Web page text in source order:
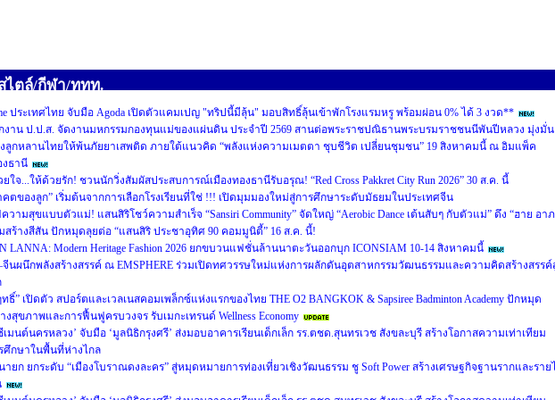
ไตล์/กีฬา/ททท.
ประเทศไทย จับมือ Agoda เปิดตัวแคมเปญ "ทริปนี้มีลุ้น" มอบสิทธิ์ลุ้นเข้าพักโรงแรมหรู พร้อมผ่อน 0% ได้ 3 งวด**
งาน ป.ป.ส. จัดงานมหกรรมกองทุนแม่ของแผ่นดิน ประจำปี 2569 สานต่อพระราชปณิธานพระบรมราชชนนีพันปีหลวง มุ่งมั่น
ลูกหลานไทยให้พ้นภัยยาเสพติด ภายใต้แนวคิด “พลังแห่งความเมตตา ชุบชีวิต เปลี่ยนชุมชน” 19 สิงหาคมนี้ ณ อิมแพ็ค
งธานี
ยใจ...ให้ด้วยรัก! ชวนนักวิ่งสัมผัสประสบการณ์เมืองทองธานีรับอรุณ! “Red Cross Pakkret City Run 2026” 30 ส.ค. นี้
คตของลูก” เริ่มต้นจากการเลือกโรงเรียนที่ใช่ !!! เปิดมุมมองใหม่สู่การศึกษาระดับมัธยมในประเทศจีน
ความสุขแบบตัวแม่! แสนสิริโชว์ความสำเร็จ “Sansiri Community” จัดใหญ่ “Aerobic Dance เต้นสับๆ กับตัวแม่” ดึง “ฮาย อา
สร้างสีสัน ปักหมุดลุยต่อ “แสนสิริ ประชาอุทิศ 90 คอมมูนิตี้” 16 ส.ค. นี้!
LANNA: Modern Heritage Fashion 2026 ยกขบวนแฟชั่นล้านนาตะวันออกบุก ICONSIAM 10-14 สิงหาคมนี้
จีนผนึกพลังสร้างสรรค์ ณ EMSPHERE ร่วมเปิดทศวรรษใหม่แห่งการผลักดันอุตสาหกรรมวัฒนธรรมและความคิดสร้างสรรค์
ธิ์” เปิดตัว สปอร์ตและเวลเนสคอมเพล็กซ์แห่งแรกของไทย THE O2 BANGKOK & Sapsiree Badminton Academy ปักหมุด
งสุขภาพและการฟื้นฟูครบวงจร รับเมกะเทรนด์ Wellness Economy
เมนต์นครหลวง’ จับมือ ‘มูลนิธิกรุงศรี’ ส่งมอบอาคารเรียนเด็กเล็ก รร.ตชด.สุนทรเวช สังขละบุรี สร้างโอกาสความเท่าเทียม
ศึกษาในพื้นที่ห่างไกล
ายก ยกระดับ “เมืองโบราณดงละคร” สู่หมุดหมายการท่องเที่ยวเชิงวัฒนธรรม ชู Soft Power สร้างเศรษฐกิจฐานรากและราย